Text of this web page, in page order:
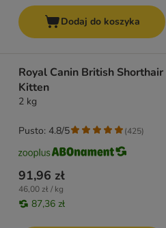
Dodaj do koszyka
Royal Canin British Shorthair
Kitten
2 kg
91,96 zł
46,00 zł / kg
87,36 zł
Pusto: 4.8/5 (425)